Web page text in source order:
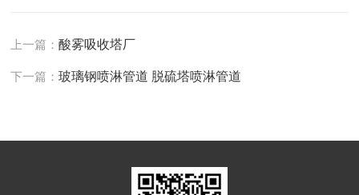
上一篇：酸雾吸收塔厂
下一篇：玻璃钢喷淋管道 脱硫塔喷淋管道